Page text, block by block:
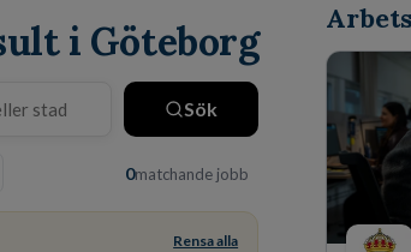
i Göteborg
Sök
0matchande jobb
Rensa alla